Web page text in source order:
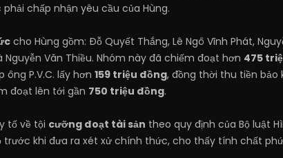
chấp nhận yêu cầu của Hùng.
cho Hùng gồm: Đỗ Quyết Thắng, Lê Ngô Vĩnh Phát,
Nguyễn Văn Thiều. Nhóm này đã chiếm đoạt hơn 475
ông P.V.C. lấy hơn 159 triệu đồng, đồng thời thu tiền bảo
đoạt lên tới gần 750 triệu đồng.
tố về tội cưỡng đoạt tài sản theo quy định của Bộ luật
khi đưa ra xét xử chính thức, cho thấy tính chất